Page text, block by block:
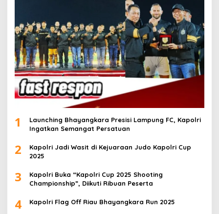
1
Launching Bhayangkara Presisi Lampung FC, Kapolri
Ingatkan Semangat Persatuan
2
Kapolri Jadi Wasit di Kejuaraan Judo Kapolri Cup
2025
3
Kapolri Buka “Kapolri Cup 2025 Shooting
Championship”, Diikuti Ribuan Peserta
4 Kapolri Flag Off Riau Bhayangkara Run 2025